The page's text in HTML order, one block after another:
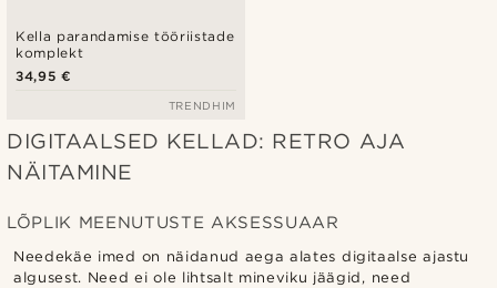
Kella parandamise tööriistade
komplekt
34,95 €
TRENDHIM
DIGITAALSED KELLAD: RETRO AJA
NÄITAMINE
LÕPLIK MEENUTUSTE AKSESSUAAR
Needekäe imed on näidanud aega alates digitaalse ajastu
algusest. Need ei ole lihtsalt mineviku jäägid, need